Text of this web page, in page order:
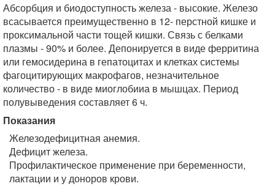
Абсорбция и биодоступность железа - высокие. Железо
всасывается преимущественно в 12- перстной кишке и
проксимальной части тощей кишки. Связь с белками
плазмы - 90% и более. Депонируется в виде ферритина
или гемосидерина в гепатоцитах и клетках системы
фагоцитирующих макрофагов, незначительное
количество - в виде миоглобииа в мышцах. Период
полувыведения составляет 6 ч.
Показания
Железодефицитная анемия.
Дефицит железа.
Профилактическое применение при беременности,
лактации и у доноров крови.